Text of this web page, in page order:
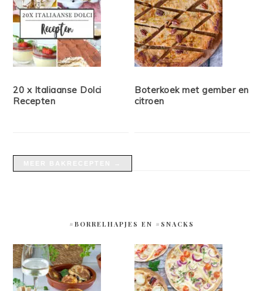
20 x Italiaanse Dolci
Recepten
Boterkoek met gember en
citroen
#BORRELHAPJES EN #SNACKS